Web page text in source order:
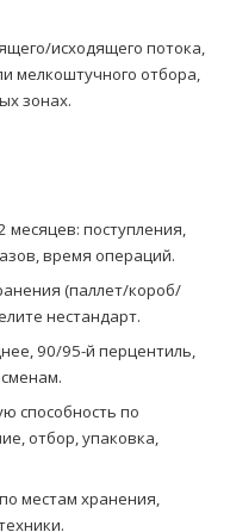
исходящего потока,
мелкоштучного отбора,
зонах.
поступления,
время операций.
(паллет/короб/
нестандарт.
90/95-й перцентиль,
способность по
отбор, упаковка,
местам хранения,